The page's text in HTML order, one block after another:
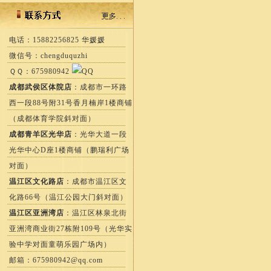
电话：15882256825 华媛媛
微信号：chengduquzhi
ＱＱ：675980942
成都武侯区体院店 ：成都市一环路
西一段88号附31号香月楠岸1楼商铺
（成都体育学院斜对面）
成都青羊区光华店 ：光华大道一段
光华中心D座1楼商铺（鹏瑞利广场
对面）
温江区文化路店 ：成都市温江区文
化路66号（温江公园大门斜对面）
温江区亚洲湾店 ：温江区林泉北街
亚洲湾商业街27栋附109号（光华实
验中学对面童萌乐园广场内）
邮箱： 675980942@qq.com